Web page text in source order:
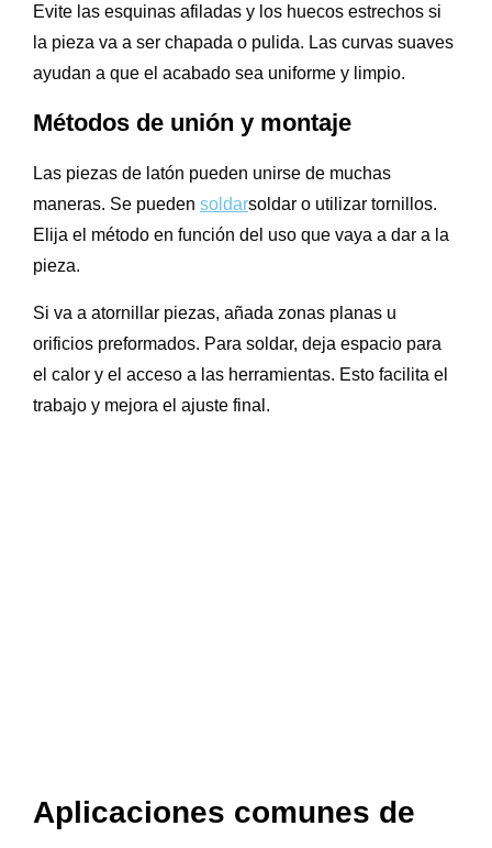
Evite las esquinas afiladas y los huecos estrechos si
la pieza va a ser chapada o pulida. Las curvas suaves
ayudan a que el acabado sea uniforme y limpio.
Métodos de unión y montaje
Las piezas de latón pueden unirse de muchas
maneras. Se pueden soldarsoldar o utilizar tornillos.
Elija el método en función del uso que vaya a dar a la
pieza.
Si va a atornillar piezas, añada zonas planas u
orificios preformados. Para soldar, deja espacio para
el calor y el acceso a las herramientas. Esto facilita el
trabajo y mejora el ajuste final.
Aplicaciones comunes de